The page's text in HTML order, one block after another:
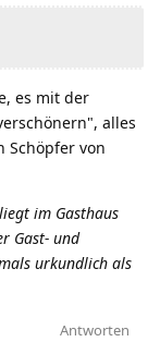
es mit der
alles
Schöpfer von
im Gasthaus
Gast- und
urkundlich als
Antworten